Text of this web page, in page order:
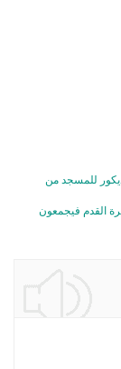
للمسجد من
القدم فيجمعون